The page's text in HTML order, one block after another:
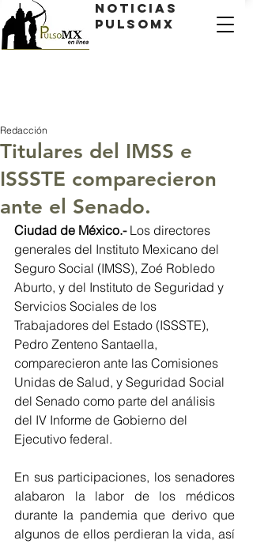
Noticias
PulsoMX
Titulares del IMSS e
ISSSTE comparecieron
ante el Senado.
Redacción
Ciudad de México.- Los directores
generales del Instituto Mexicano del
Seguro Social (IMSS), Zoé Robledo
Aburto, y del Instituto de Seguridad y
Servicios Sociales de los
Trabajadores del Estado (ISSSTE),
Pedro Zenteno Santaella,
comparecieron ante las Comisiones
Unidas de Salud, y Seguridad Social
del Senado como parte del análisis
del IV Informe de Gobierno del
Ejecutivo federal.
En sus participaciones, los senadores
alabaron la labor de los médicos
durante la pandemia que derivo que
algunos de ellos perdieran la vida, así